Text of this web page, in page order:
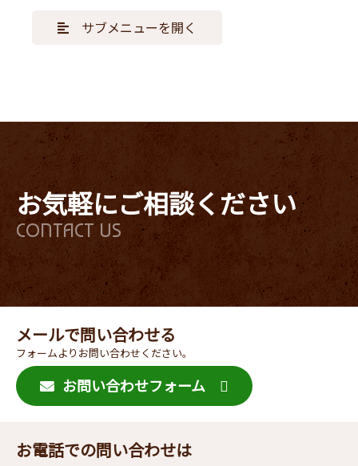
サブメニューを開く
お気軽にご相談ください
CONTACT US
メールで問い合わせる
フォームよりお問い合わせください。
お問い合わせフォーム
お電話での問い合わせは